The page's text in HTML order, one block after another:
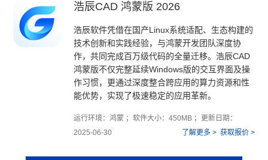
浩辰CAD 鸿蒙版 2026
浩辰软件凭借在国产Linux系统适配、生态构建的
技术创新和实践经验，与鸿蒙开发团队深度协
作，共同完成百万级代码的全量迁移。浩辰CAD
鸿蒙版不仅完整延续Windows版的交互界面及操
作习惯，更通过深度整合跨应用的算力资源和性
能优势，实现了极速稳定的应用革新。
运行环境：鸿蒙 ；软件大小：450MB ；更新日期：
2025-06-30
获取报价 >
了解更多 >